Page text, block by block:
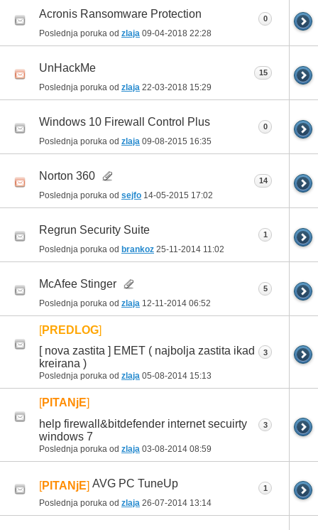
Acronis Ransomware Protection
Poslednja poruka od zlaja 09-04-2018 22:28
0
UnHackMe
Poslednja poruka od zlaja 22-03-2018 15:29
15
Windows 10 Firewall Control Plus
Poslednja poruka od zlaja 09-08-2015 16:35
0
Norton 360
Poslednja poruka od sejfo 14-05-2015 17:02
14
Regrun Security Suite
Poslednja poruka od brankoz 25-11-2014 11:02
1
McAfee Stinger
Poslednja poruka od zlaja 12-11-2014 06:52
5
[PREDLOG]
[ nova zastita ] EMET ( najbolja zastita ikad
kreirana )
Poslednja poruka od zlaja 05-08-2014 15:13
3
[PITANjE]
help firewall&bitdefender internet secuirty
windows 7
Poslednja poruka od zlaja 03-08-2014 08:59
3
[PITANjE] AVG PC TuneUp
Poslednja poruka od zlaja 26-07-2014 13:14
1